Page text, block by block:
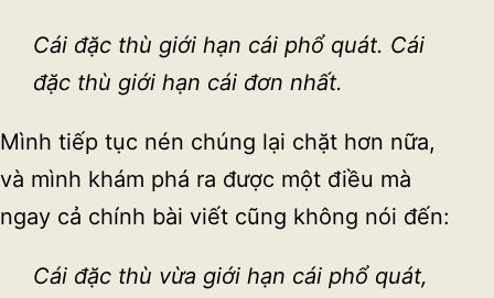
Cái đặc thù giới hạn cái phổ quát. Cái
đặc thù giới hạn cái đơn nhất.
Mình tiếp tục nén chúng lại chặt hơn nữa,
và mình khám phá ra được một điều mà
ngay cả chính bài viết cũng không nói đến:
Cái đặc thù vừa giới hạn cái phổ quát,